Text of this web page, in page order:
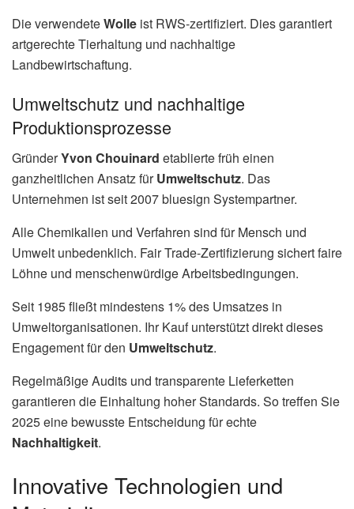
Die verwendeteWolle ist RWS-zertifiziert. Dies garantiert
artgerechte Tierhaltung und nachhaltige
Landbewirtschaftung.
Umweltschutz und nachhaltige
Produktionsprozesse
GründerYvon Chouinard etablierte früh einen
ganzheitlichen Ansatz fürUmweltschutz. Das
Unternehmen ist seit 2007 bluesign Systempartner.
Alle Chemikalien und Verfahren sind für Mensch und
Umwelt unbedenklich. Fair Trade-Zertifizierung sichert faire
Löhne und menschenwürdige Arbeitsbedingungen.
Seit 1985 fließt mindestens 1% des Umsatzes in
Umweltorganisationen. Ihr Kauf unterstützt direkt dieses
Engagement für den Umweltschutz.
Regelmäßige Audits und transparente Lieferketten
garantieren die Einhaltung hoher Standards. So treffen Sie
2025 eine bewusste Entscheidung für echte
Nachhaltigkeit.
Innovative Technologien und